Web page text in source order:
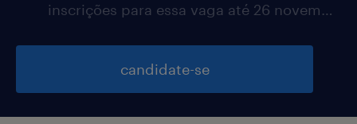
inscrições para essa vaga até 26 novembro 2026
candidate-se